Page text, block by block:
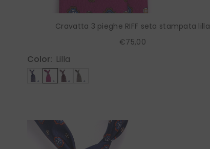
Cravatta 3 pieghe RIFF seta stampata lilla
€75,00
Color: Lilla